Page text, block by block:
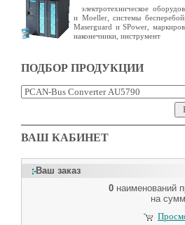
электротехническое
и Moeller, системы
Maserguard и SPower,
наконечники, инструмент
ПОДБОР ПРОДУКЦИИ
ВАШ КАБИНЕТ
Ваш заказ
0 наименований
на